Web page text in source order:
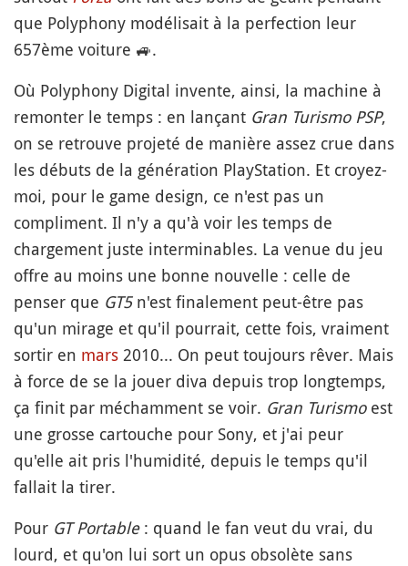
que Polyphony modélisait à la perfection leur
657ème voiture 🚙.
Où Polyphony Digital invente, ainsi, la machine à
remonter le temps : en lançant Gran Turismo PSP,
on se retrouve projeté de manière assez crue dans
les débuts de la génération PlayStation. Et croyez-
moi, pour le game design, ce n'est pas un
compliment. Il n'y a qu'à voir les temps de
chargement juste interminables. La venue du jeu
offre au moins une bonne nouvelle : celle de
penser que GT5n'est finalement peut-être pas
qu'un mirage et qu'il pourrait, cette fois, vraiment
sortir en mars 2010... On peut toujours rêver. Mais
à force de se la jouer diva depuis trop longtemps,
ça finit par méchamment se voir. Gran Turismoest
une grosse cartouche pour Sony, et j'ai peur
qu'elle ait pris l'humidité, depuis le temps qu'il
fallait la tirer.
Pour GT Portable: quand le fan veut du vrai, du
lourd, et qu'on lui sort un opus obsolète sans